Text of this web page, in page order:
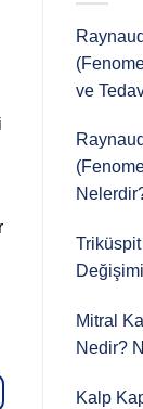
ve
Mitral
Nedir?
Kalp